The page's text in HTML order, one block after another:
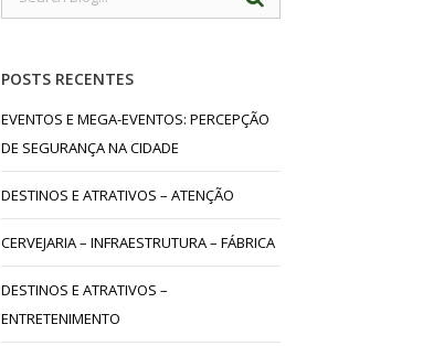
POSTS RECENTES
EVENTOS E MEGA-EVENTOS: PERCEPÇÃO
DE SEGURANÇA NA CIDADE
DESTINOS E ATRATIVOS – ATENÇÃO
CERVEJARIA – INFRAESTRUTURA – FÁBRICA
DESTINOS E ATRATIVOS –
ENTRETENIMENTO